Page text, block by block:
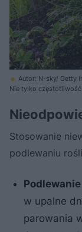
Autor: N-sky/ Getty
Nie tylko
Stosowanie
podlewaniu
w upalne
parowania